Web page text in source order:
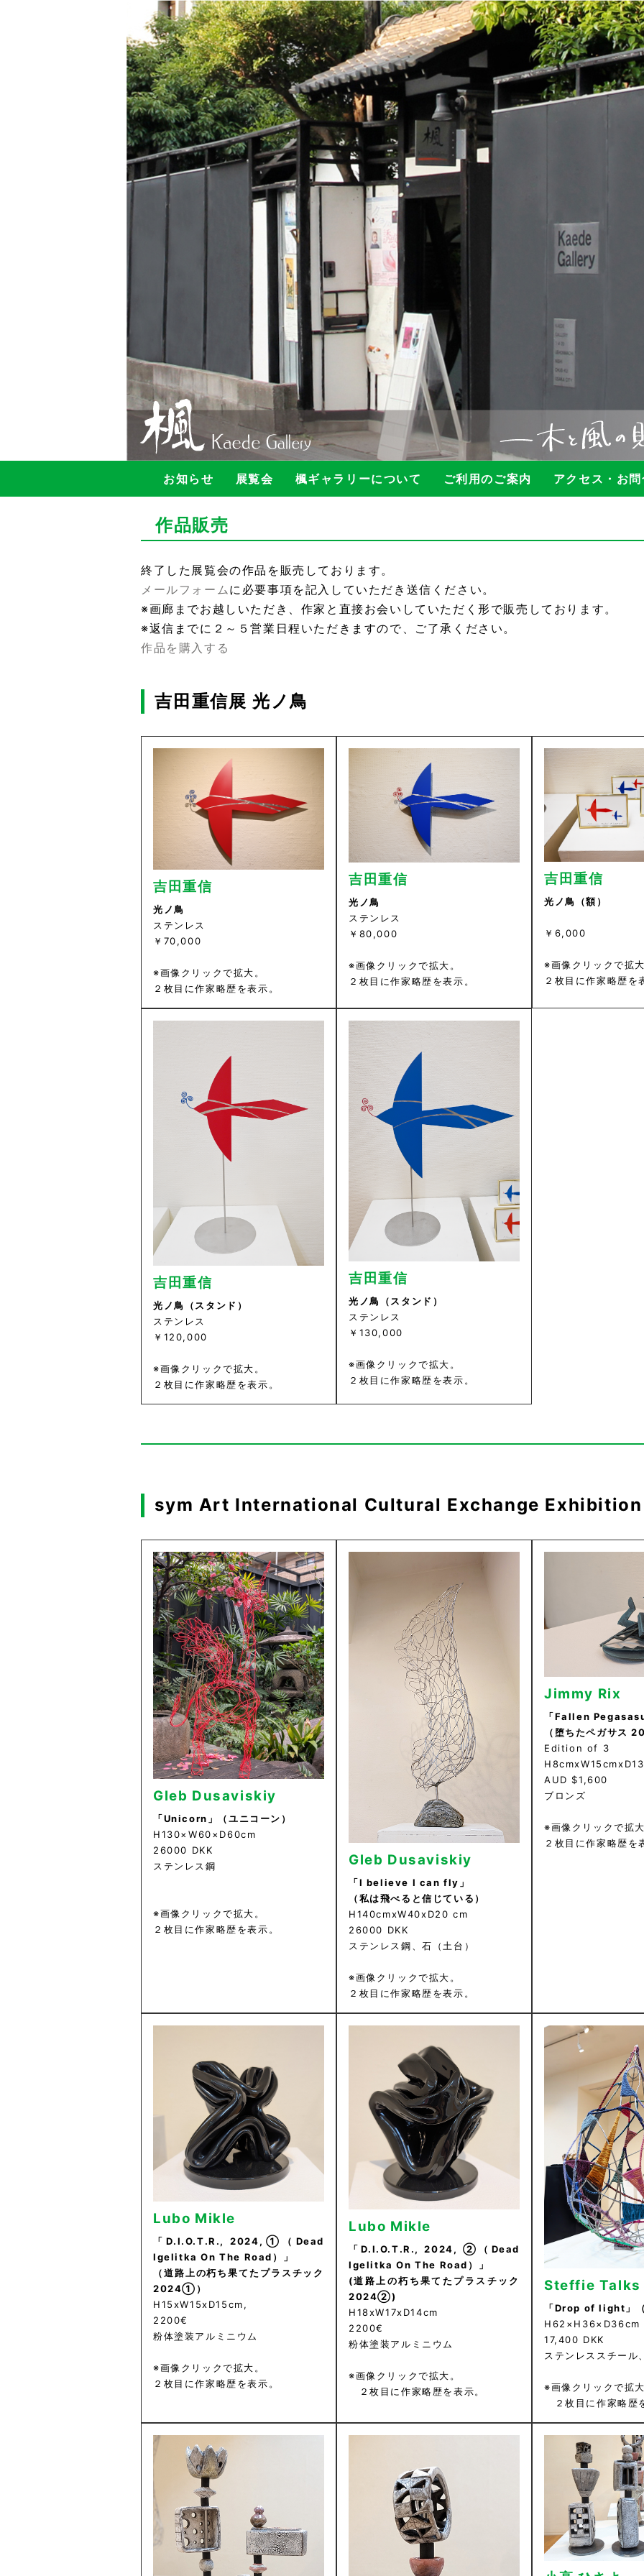
お知らせ 展覧会 楓ギャラリーについて ご利用のご案内 アクセス・お
作品販売
終了した展覧会の作品を販売しております。
メールフォームに必要事項を記入していただき送信ください。
※画廊までお越しいただき、作家と直接お会いしていただく形で販売しております。
※返信までに２～５営業日程いただきますので、ご了承ください。
作品を購入する
吉田重信展 光ノ鳥
吉田重信
光ノ鳥
ステンレス
￥70,000
※画像クリックで拡大。
２枚目に作家略歴を表示。
吉田重信
光ノ鳥
ステンレス
￥80,000
※画像クリックで拡大。
２枚目に作家略歴を表示。
吉田重信
光ノ鳥（額）
￥6,000
※画像クリックで拡
２枚目に作家略歴を
吉田重信
光ノ鳥（スタンド）
ステンレス
￥120,000
※画像クリックで拡大。
２枚目に作家略歴を表示。
吉田重信
光ノ鳥（スタンド）
ステンレス
￥130,000
※画像クリックで拡大。
２枚目に作家略歴を表示。
sym Art International Cultural Exchange Exhibition
Gleb Dusaviskiy
「Unicorn」（ユニコーン）
H130×W60×D60cm
26000 DKK
ステンレス鋼
※画像クリックで拡大。
２枚目に作家略歴を表示。
Gleb Dusaviskiy
「I believe I can fly」
（私は飛べると信じている）
H140cmxW40xD20 cm
26000 DKK
ステンレス鋼、石（土台）
※画像クリックで拡大。
２枚目に作家略歴を表示。
Jimmy Rix
「Fallen
（堕ちたペガサス
Edition of 3
AUD $1,600
ブロンズ
※画像クリックで拡
２枚目に作家略歴を
Lubo Mikle
「D.I.O.T.R., 2024,①（Dead
Igelitka On The Road）」
（道路上の朽ち果てたプラスチック
2024①）
H15xW15xD15cm,
2200€
粉体塗装アルミニウム
※画像クリックで拡大。
２枚目に作家略歴を表示。
Lubo Mikle
「D.I.O.T.R., 2024, ②（Dead
Igelitka On The Road）」
(道路上の朽ち果てたプラスチック
2024②)
H18xW17xD14cm
2200€
粉体塗装アルミニウム
※画像クリックで拡大。
２枚目に作家略歴を表示。
Steffie Talks
「Drop of light」
H62×H36×D36cm
17,400 DKK
ステンレススチール
※画像クリックで拡
２枚目に作家略歴